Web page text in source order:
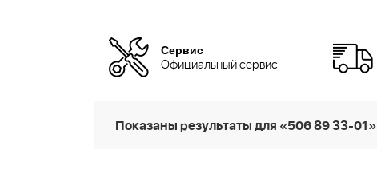
Сервис
Официальный сервис
Показаны результаты для «506 89 33-01»